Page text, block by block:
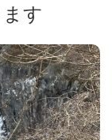
す